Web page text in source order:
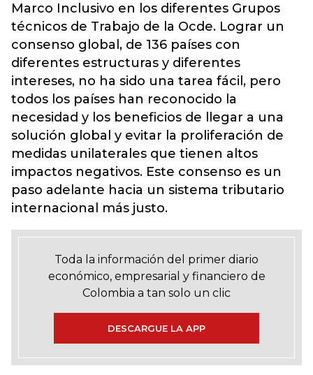
Marco Inclusivo en los diferentes Grupos
técnicos de Trabajo de la Ocde. Lograr un
consenso global, de 136 países con
diferentes estructuras y diferentes
intereses, no ha sido una tarea fácil, pero
todos los países han reconocido la
necesidad y los beneficios de llegar a una
solución global y evitar la proliferación de
medidas unilaterales que tienen altos
impactos negativos. Este consenso es un
paso adelante hacia un sistema tributario
internacional más justo.
Toda la información del primer diario
económico, empresarial y financiero de
Colombia a tan solo un clic
DESCARGUE LA APP